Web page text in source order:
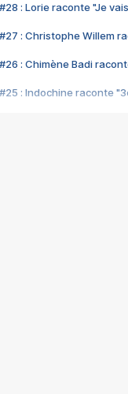
#28 : Lorie raconte "Je
#27 : Christophe Willem
#26 : Chimène Badi
#25 : Indochine raconte